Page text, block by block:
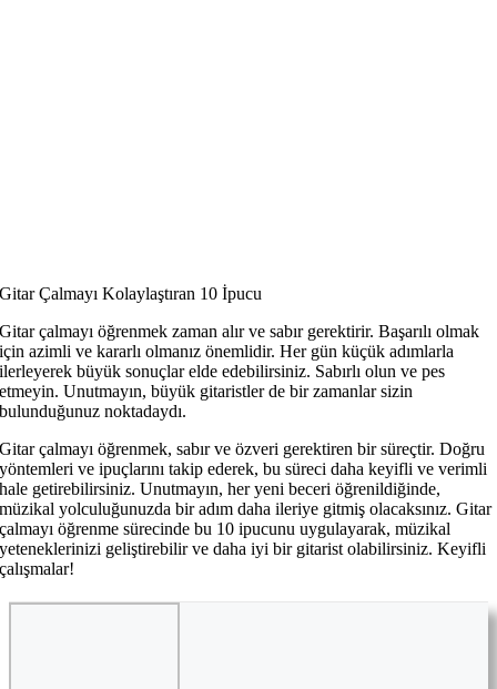
Gitar Çalmayı Kolaylaştıran 10 İpucu
Gitar çalmayı öğrenmek zaman alır ve sabır gerektirir. Başarılı olmak
için azimli ve kararlı olmanız önemlidir. Her gün küçük adımlarla
ilerleyerek büyük sonuçlar elde edebilirsiniz. Sabırlı olun ve pes
etmeyin. Unutmayın, büyük gitaristler de bir zamanlar sizin
bulunduğunuz noktadaydı.
Gitar çalmayı öğrenmek, sabır ve özveri gerektiren bir süreçtir. Doğru
yöntemleri ve ipuçlarını takip ederek, bu süreci daha keyifli ve verimli
hale getirebilirsiniz. Unutmayın, her yeni beceri öğrenildiğinde,
müzikal yolculuğunuzda bir adım daha ileriye gitmiş olacaksınız. Gitar
çalmayı öğrenme sürecinde bu 10 ipucunu uygulayarak, müzikal
yeteneklerinizi geliştirebilir ve daha iyi bir gitarist olabilirsiniz. Keyifli
çalışmalar!